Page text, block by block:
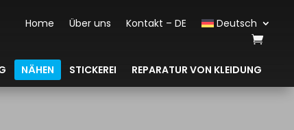
Home Über uns Kontakt – DE Deutsch
NÄHEN STICKEREI REPARATUR VON KLEIDUNG